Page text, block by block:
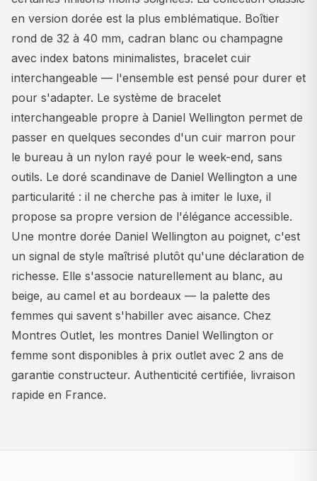
en version dorée est la plus emblématique. Boîtier
rond de 32 à 40 mm, cadran blanc ou champagne
avec index batons minimalistes, bracelet cuir
interchangeable — l'ensemble est pensé pour durer et
pour s'adapter. Le système de bracelet
interchangeable propre à Daniel Wellington permet de
passer en quelques secondes d'un cuir marron pour
le bureau à un nylon rayé pour le week-end, sans
outils. Le doré scandinave de Daniel Wellington a une
particularité : il ne cherche pas à imiter le luxe, il
propose sa propre version de l'élégance accessible.
Une montre dorée Daniel Wellington au poignet, c'est
un signal de style maîtrisé plutôt qu'une déclaration de
richesse. Elle s'associe naturellement au blanc, au
beige, au camel et au bordeaux — la palette des
femmes qui savent s'habiller avec aisance. Chez
Montres Outlet, les montres Daniel Wellington or
femme sont disponibles à prix outlet avec 2 ans de
garantie constructeur. Authenticité certifiée, livraison
rapide en France.